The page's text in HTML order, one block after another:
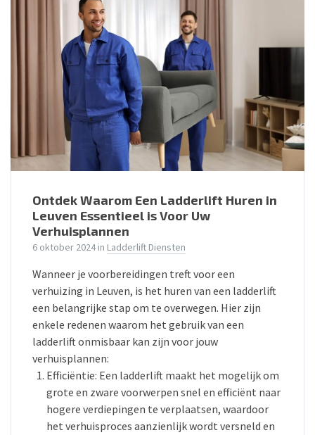
Ontdek Waarom Een Ladderlift Huren in
Leuven Essentieel is Voor Uw
Verhuisplannen
6 oktober 2024in Ladderlift Diensten
Wanneer je voorbereidingen treft voor een
verhuizing in Leuven, is het huren van een ladderlift
een belangrijke stap om te overwegen. Hier zijn
enkele redenen waarom het gebruik van een
ladderlift onmisbaar kan zijn voor jouw
verhuisplannen:
Efficiëntie: Een ladderlift maakt het mogelijk om
grote en zware voorwerpen snel en efficiënt naar
hogere verdiepingen te verplaatsen, waardoor
het verhuisproces aanzienlijk wordt versneld en